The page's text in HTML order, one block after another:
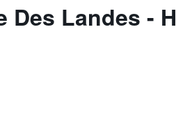
Landes -